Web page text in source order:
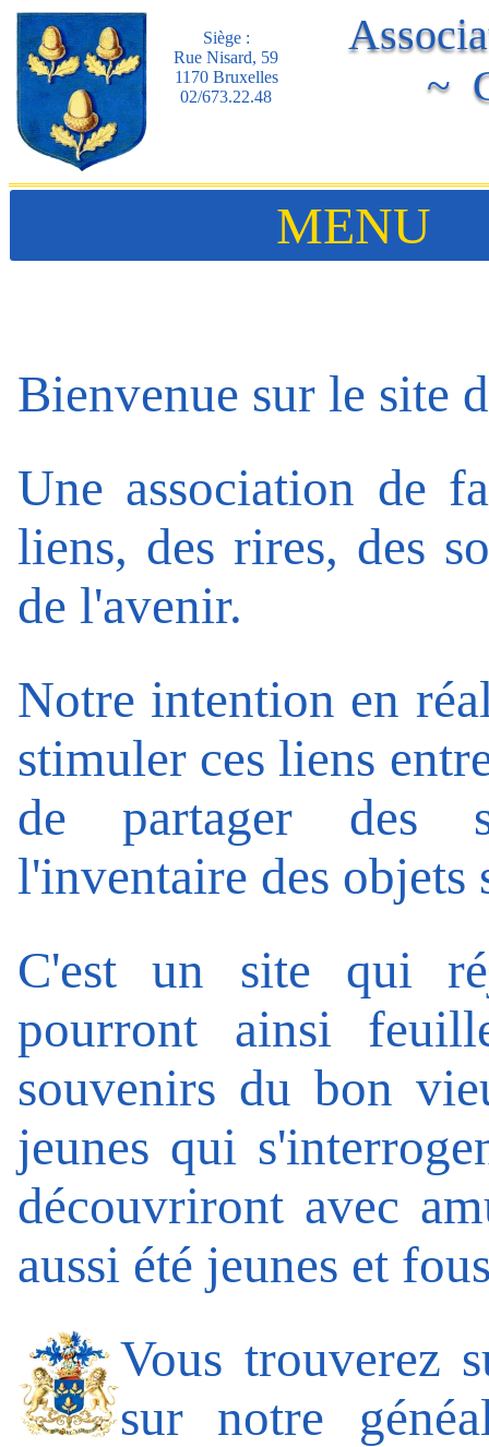
Siège :
Rue Nisard, 59
1170 Bruxelles
02/673.22.48
~
MENU
Bienvenue sur le site
Une association de
liens, des rires, des
de l'avenir.
Notre intention en
stimuler ces liens
de partager des
l'inventaire des
C'est un site qui
pourront ainsi
souvenirs du bon
jeunes qui
découvriront avec
aussi été jeunes et
Vous trouverez
sur notre